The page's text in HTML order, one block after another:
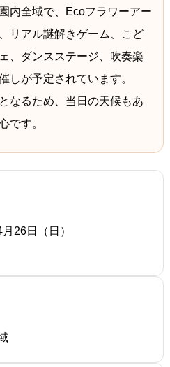
内全域で、Ecoフラワーアー
リアル謎解きゲーム、こど
、ダンスステージ、吹奏楽
しが予定されています。
なるため、当日の天候もあ
です。
26日（日）